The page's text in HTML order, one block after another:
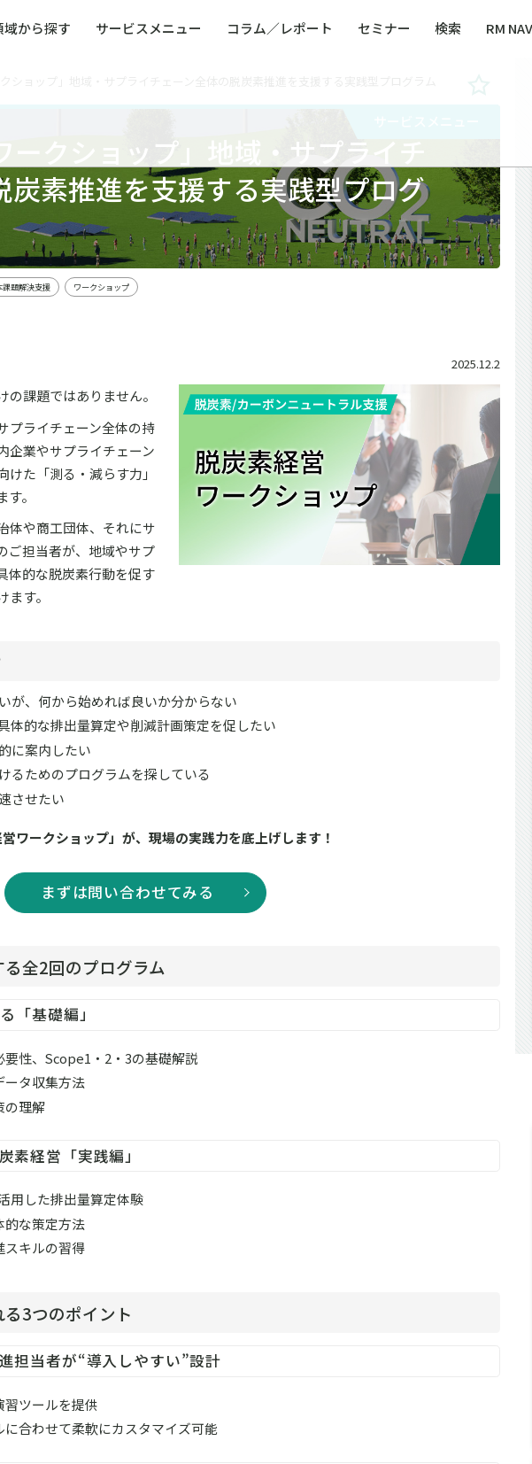
域から探す サービスメニュー コラム／レポート セミナー 検索 RM
BCP／BCM（事業継続マネ
タルヘルス・両立支援）
人権・人的資本課題解決支援
安全文化醸成／労働安全衛
児童福祉等
全社的リスク管理（ERM）
危機管理
コンプライアンス・内部統制 海外
ークショップ」地域・サプライチ
炭素推進を支援する実践型プログ
題解決支援 ワークショップ
2025.12.2
課題ではありません。
プライチェーン全体の持
企業やサプライチェーン
た「測る・減らす力」
。
体や商工団体、それにサ
ご担当者が、地域やサプ
体的な脱炭素行動を促す
す。
が、何から始めれば良いか分からない
体的な排出量算定や削減計画策定を促したい
に案内したい
るためのプログラムを探している
させたい
営ワークショップ」が、現場の実践力を底上げします！
まずは問い合わせてみる
全2回のプログラム
「基礎編」
性、Scope1・2・3の基礎解説
ータ収集方法
の理解
素経営「実践編」
用した排出量算定体験
的な策定方法
スキルの習得
3つのポイント
担当者が“導入しやすい”設計
ツールを提供
合わせて柔軟にカスタマイズ可能